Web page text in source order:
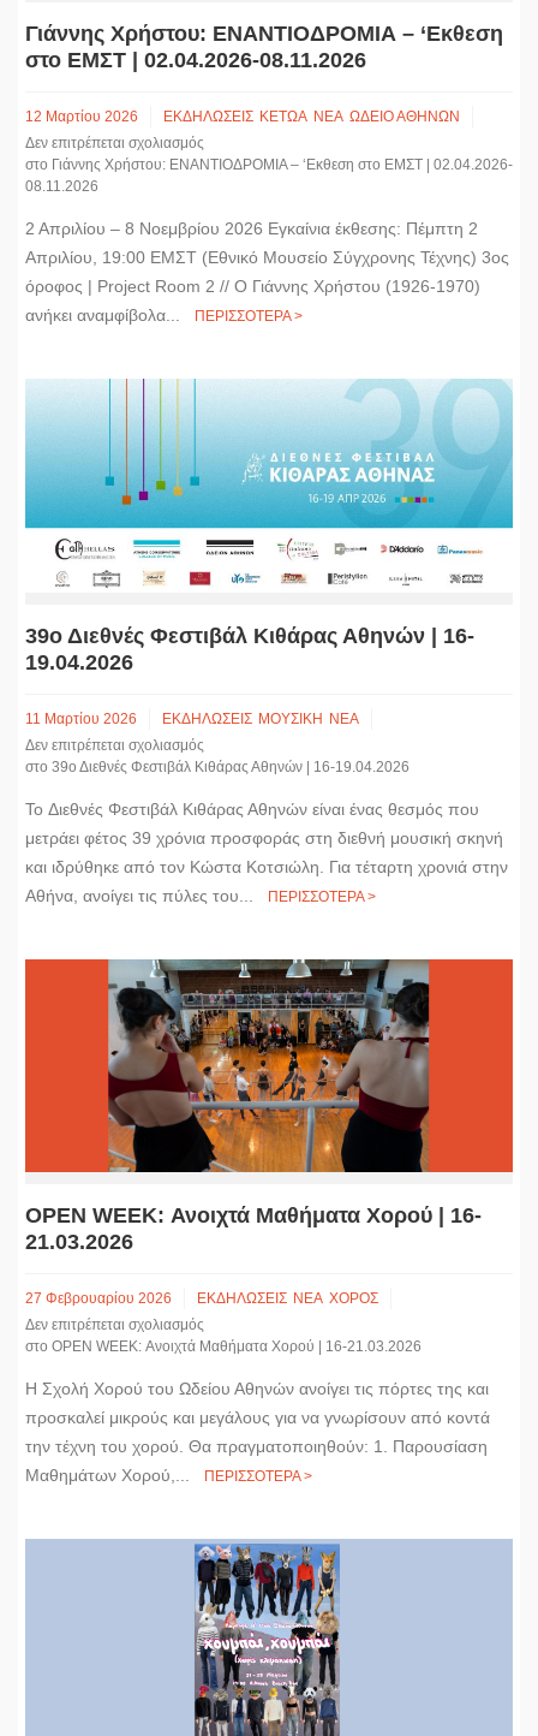
Γιάννης Χρήστου: ΕΝΑΝΤΙΟΔΡΟΜΙΑ – ‘Εκθεση
στο ΕΜΣΤ | 02.04.2026-08.11.2026
12 Μαρτίου 2026 ΕΚΔΗΛΩΣΕΙΣ ΚΕΤΩΑ ΝΕΑ ΩΔΕΙΟ ΑΘΗΝΩΝ
Δεν επιτρέπεται σχολιασμός
στο Γιάννης Χρήστου: ΕΝΑΝΤΙΟΔΡΟΜΙΑ – ‘Εκθεση στο ΕΜΣΤ | 02.04.2026-
08.11.2026
2 Απριλίου – 8 Νοεμβρίου 2026 Εγκαίνια έκθεσης: Πέμπτη 2
Απριλίου, 19:00 ΕΜΣΤ (Εθνικό Μουσείο Σύγχρονης Τέχνης) 3ος
όροφος | Project Room 2 // Ο Γιάννης Χρήστου (1926-1970)
ανήκει αναμφίβολα...
ΠΕΡΙΣΣΟΤΕΡΑ >
39ο Διεθνές Φεστιβάλ Κιθάρας Αθηνών | 16-
19.04.2026
11 Μαρτίου 2026 ΕΚΔΗΛΩΣΕΙΣ ΜΟΥΣΙΚΗ ΝΕΑ
Δεν επιτρέπεται σχολιασμός
στο 39ο Διεθνές Φεστιβάλ Κιθάρας Αθηνών | 16-19.04.2026
Το Διεθνές Φεστιβάλ Κιθάρας Αθηνών είναι ένας θεσμός που
μετράει φέτος 39 χρόνια προσφοράς στη διεθνή μουσική σκηνή
και ιδρύθηκε από τον Κώστα Κοτσιώλη. Για τέταρτη χρονιά στην
Αθήνα, ανοίγει τις πύλες του...
ΠΕΡΙΣΣΟΤΕΡΑ >
OPEN WEEK: Ανοιχτά Μαθήματα Χορού | 16-
21.03.2026
27 Φεβρουαρίου 2026 ΕΚΔΗΛΩΣΕΙΣ ΝΕΑ ΧΟΡΟΣ
Δεν επιτρέπεται σχολιασμός
στο OPEN WEEK: Ανοιχτά Μαθήματα Χορού | 16-21.03.2026
Η Σχολή Χορού του Ωδείου Αθηνών ανοίγει τις πόρτες της και
προσκαλεί μικρούς και μεγάλους για να γνωρίσουν από κοντά
την τέχνη του χορού. Θα πραγματοποιηθούν: 1. Παρουσίαση
Μαθημάτων Χορού,...
ΠΕΡΙΣΣΟΤΕΡΑ >